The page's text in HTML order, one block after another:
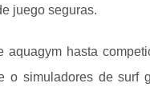
juego seguras.
aquagym hasta
o simuladores de surf